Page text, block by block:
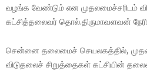
வழங்க வேண்டும் என முதலமைச்சரிடம்
கட்சித்தலைவர் தொல்.திருமாவளவன்
சென்னை தலைமைச் செயலகத்தில்,
விடுதலைச் சிறுத்தைகள் கட்சியின்